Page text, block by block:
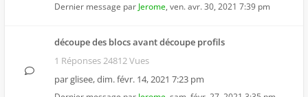
Dernier message par Jerome, ven. avr. 30, 2021 7:39 pm
découpe des blocs avant découpe profils
1 Réponses 24812 Vues
parglisee,dim. févr. 14, 2021 7:23 pm